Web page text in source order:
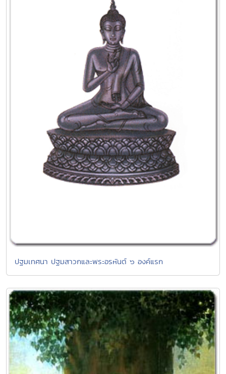
ปฐมเทศนา ปฐมสาวกและพระอรหันต์ ๖ องค์แรก